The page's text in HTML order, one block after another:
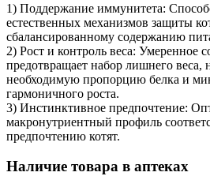
1) Поддержание иммунитета:
естественных механизмов защиты
сбалансированному содержанию
2) Рост и контроль веса: Умеренное
предотвращает набор лишнего веса,
необходимую пропорцию белка и
гармоничного роста.
3) Инстинктивное предпочтение:
макронутриентный профиль
предпочтению котят.
Наличие товара в аптеках